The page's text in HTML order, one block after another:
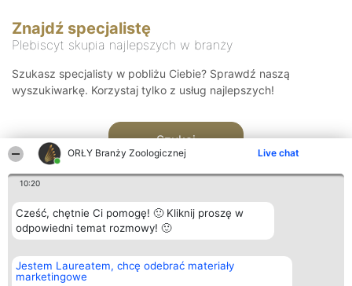
ORŁY Branży Zoologicznej Live chat
10:20
Cześć, chętnie Ci pomogę! 🙂 Kliknij proszę w
odpowiedni temat rozmowy! 🙂
Jestem Laureatem, chcę odebrać materiały
marketingowe
Znajdź specjalistę
Plebiscyt skupia najlepszych w branży
Szukasz specjalisty w pobliżu Ciebie? Sprawdź naszą
wyszukiwarkę. Korzystaj tylko z usług najlepszych!
Szukaj
Organizator plebiscytu
Bright Side Solutions sp. z o.
o. sp. k.
Plebiscyt
Laureaci
Kontakt
Kontakt